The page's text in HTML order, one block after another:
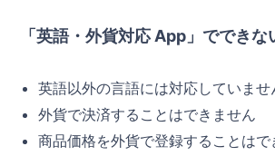
「英語・外貨対応 App」でできな
英語以外の言語には対応していませ
外貨で決済することはできません
商品価格を外貨で登録することはで